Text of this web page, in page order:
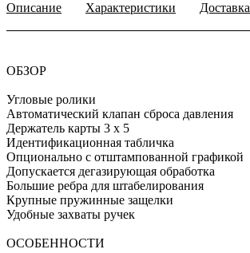
Описание Характеристики Доставка
ОБЗОР
Угловые ролики
Автоматический клапан сброса давления
Держатель карты 3 х 5
Идентификационная табличка
Опционально с отштампованной графикой
Допускается дегазирующая обработка
Большие ребра для штабелирования
Крупные пружинные защелки
Удобные захваты ручек
ОСОБЕННОСТИ